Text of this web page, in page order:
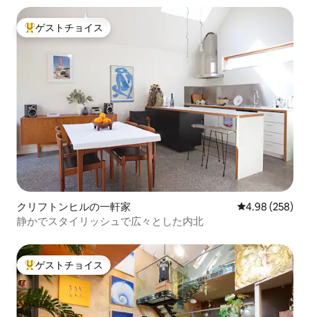
大好評のゲストチョイスです。
ゲストチョイス
クリフトンヒルの一軒家 レビュー258
4.98 (258)
静かでスタイリッシュで広々とした内北
大好評のゲストチョイスです。
ゲストチョイス